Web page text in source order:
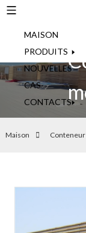
MAISON
PRODUITS
NOUVELLES
CAS
CONTACTS
Maison